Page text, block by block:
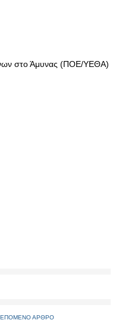
στο Άμυνας (ΠΟΕ/ΥΕΘΑ)
ΕΠΟΜΕΝΟ ΑΡΘΡΟ